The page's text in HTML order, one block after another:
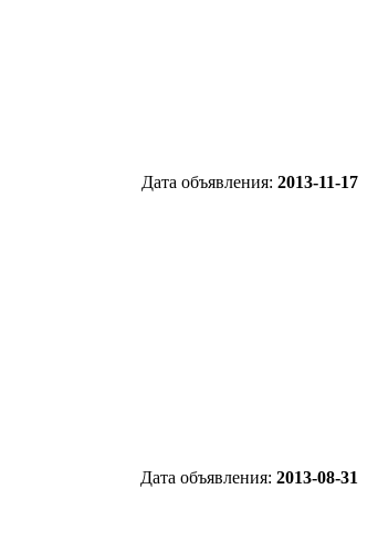
Дата объявления: 2013-11-17
Дата объявления: 2013-08-31